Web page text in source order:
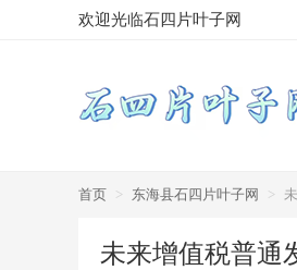
欢迎光临石四片叶子网
首页 > 东海县石四片叶子网 >
未来增值税普通